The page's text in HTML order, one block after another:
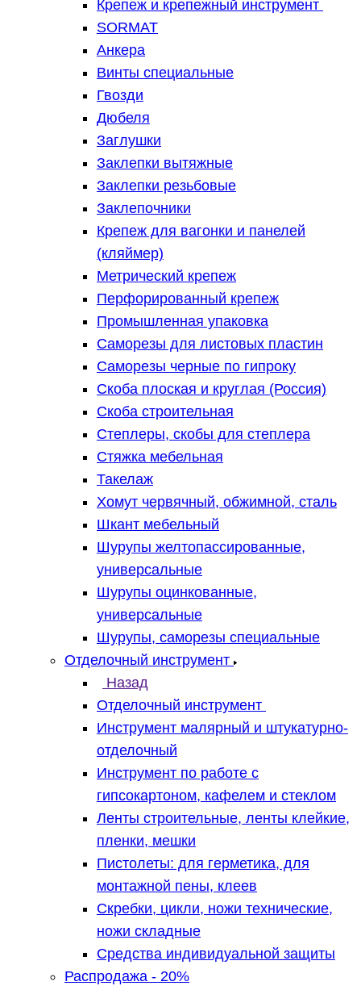
Крепеж и крепежный инструмент
SORMAT
Анкера
Винты специальные
Гвозди
Дюбеля
Заглушки
Заклепки вытяжные
Заклепки резьбовые
Заклепочники
Крепеж для вагонки и панелей
(кляймер)
Метрический крепеж
Перфорированный крепеж
Промышленная упаковка
Саморезы для листовых пластин
Саморезы черные по гипроку
Скоба плоская и круглая (Россия)
Скоба строительная
Степлеры, скобы для степлера
Стяжка мебельная
Такелаж
Хомут червячный, обжимной, сталь
Шкант мебельный
Шурупы желтопассированные,
универсальные
Шурупы оцинкованные,
универсальные
Шурупы, саморезы специальные
Отделочный инструмент
Назад
Отделочный инструмент
Инструмент малярный и штукатурно-
отделочный
Инструмент по работе с
гипсокартоном, кафелем и стеклом
Ленты строительные, ленты клейкие,
пленки, мешки
Пистолеты: для герметика, для
монтажной пены, клеев
Скребки, цикли, ножи технические,
ножи складные
Средства индивидуальной защиты
Распродажа - 20%